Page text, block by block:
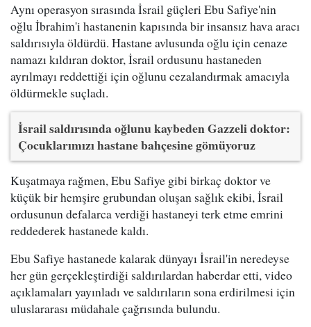
Aynı operasyon sırasında İsrail güçleri Ebu Safiye'nin
oğlu İbrahim'i hastanenin kapısında bir insansız hava aracı
saldırısıyla öldürdü. Hastane avlusunda oğlu için cenaze
namazı kıldıran doktor, İsrail ordusunu hastaneden
ayrılmayı reddettiği için oğlunu cezalandırmak amacıyla
öldürmekle suçladı.
İsrail saldırısında oğlunu kaybeden Gazzeli doktor:
Çocuklarımızı hastane bahçesine gömüyoruz
Kuşatmaya rağmen, Ebu Safiye gibi birkaç doktor ve
küçük bir hemşire grubundan oluşan sağlık ekibi, İsrail
ordusunun defalarca verdiği hastaneyi terk etme emrini
reddederek hastanede kaldı.
Ebu Safiye hastanede kalarak dünyayı İsrail'in neredeyse
her gün gerçekleştirdiği saldırılardan haberdar etti, video
açıklamaları yayınladı ve saldırıların sona erdirilmesi için
uluslararası müdahale çağrısında bulundu.